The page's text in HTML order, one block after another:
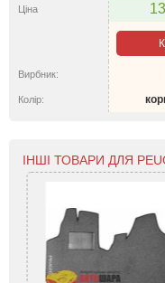
Ціна
Вирбник:
Колір:
ІНШІ ТОВАРИ ДЛЯ